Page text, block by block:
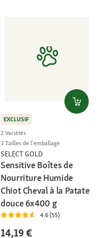
EXCLUSIF
2 Variétés
3 Tailles de l'emballage
SELECT GOLD
Sensitive Boîtes de
Nourriture Humide
Chiot Cheval à la Patate
douce 6x400 g
4.6 (55)
14,19 €